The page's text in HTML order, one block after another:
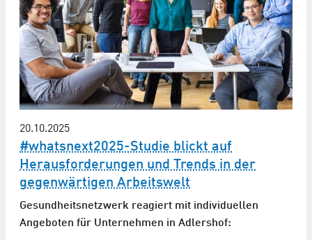
20.10.2025
#whatsnext2025-Studie blickt auf
Herausforderungen und Trends in der
gegenwärtigen Arbeitswelt
Gesundheitsnetzwerk reagiert mit individuellen
Angeboten für Unternehmen in Adlershof: